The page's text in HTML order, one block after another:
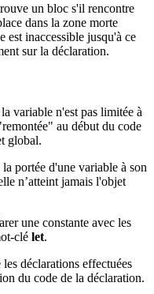
un bloc s'il rencontre
dans la zone morte
est inaccessible jusqu'à ce
sur la déclaration.
la variable n'est pas limitée à
au début du code
global.
portée d'une variable à son
n’atteint jamais l'objet
une constante avec les
clé let.
déclarations effectuées
du code de la déclaration.